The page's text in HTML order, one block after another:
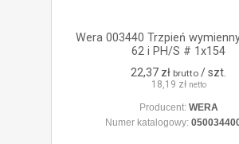
Wera 003440 Trzpień
62 i PH/S # 1x154
22,37 zł brutto / szt.
18,19 zł netto
Producent: WERA
Numer katalogowy: